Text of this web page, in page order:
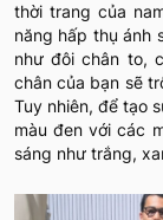
thời trang của
năng hấp thụ ánh
như đôi chân to,
chân của bạn sẽ
Tuy nhiên, để tạo
màu đen với các
sáng như trắng,